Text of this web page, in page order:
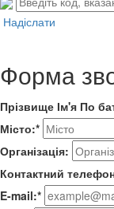
Надіслати
Форма
Прізвище Ім'я По
Місто:*
Організація:
Контактний
E-mail:*